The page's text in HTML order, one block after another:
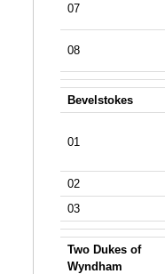
07
08
Bevelstokes
01
02
03
Two Dukes of
Wyndham